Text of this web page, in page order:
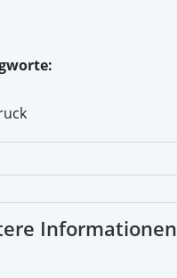
Informationen